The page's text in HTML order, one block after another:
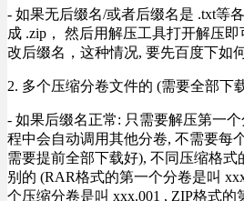
- 如果无后缀名/或者后缀名是 .txt等
成 .zip， 然后用解压工具打开解压
改后缀名，这种情况, 要先百度下如
2. 多个压缩分卷文件的 (需要全部下
- 如果后缀名正常: 只需要解压第一
程中会自动调用其他分卷, 不需要每
需要提前全部下载好), 不同压缩格
别的 (RAR格式的第一个分卷是叫
个压缩分卷是叫 xxx.001 , ZIP格式的